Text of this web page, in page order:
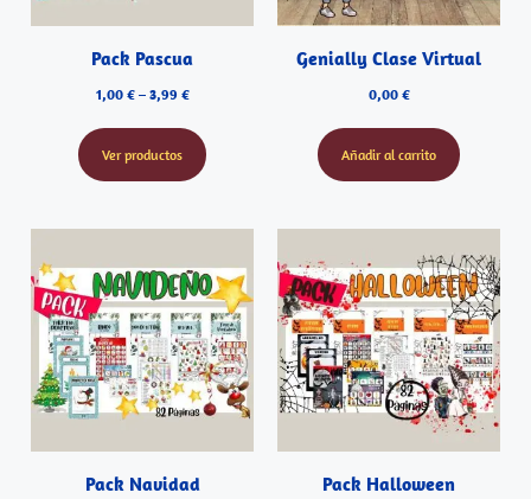
Pack Pascua
1,00 €– 3,99 €
Ver productos
Genially Clase Virtual
0,00 €
Añadir al carrito
Pack Navidad Pack Halloween